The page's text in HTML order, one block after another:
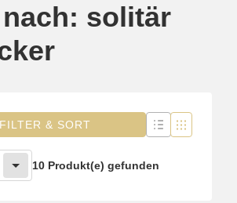
solitär
& SORT
10 Produkt(e) gefunden